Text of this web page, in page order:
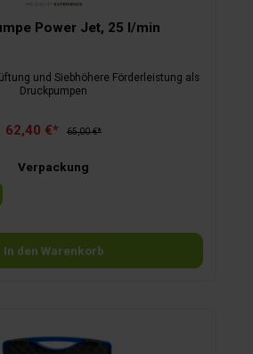
Power Jet, 25 l/min
und Siebhöhere Förderleistung als
Druckpumpen
62,40 €* 65,00 €*
Verpackung
In den Warenkorb